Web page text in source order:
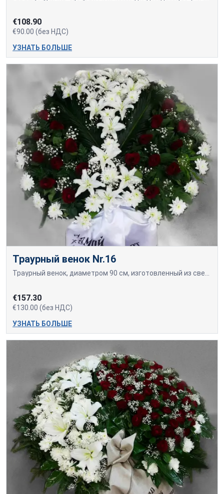
€108.90
€90.00 (без НДС)
УЗНАТЬ БОЛЬШЕ
Траурный венок Nr.16
€157.30
€130.00 (без НДС)
УЗНАТЬ БОЛЬШЕ